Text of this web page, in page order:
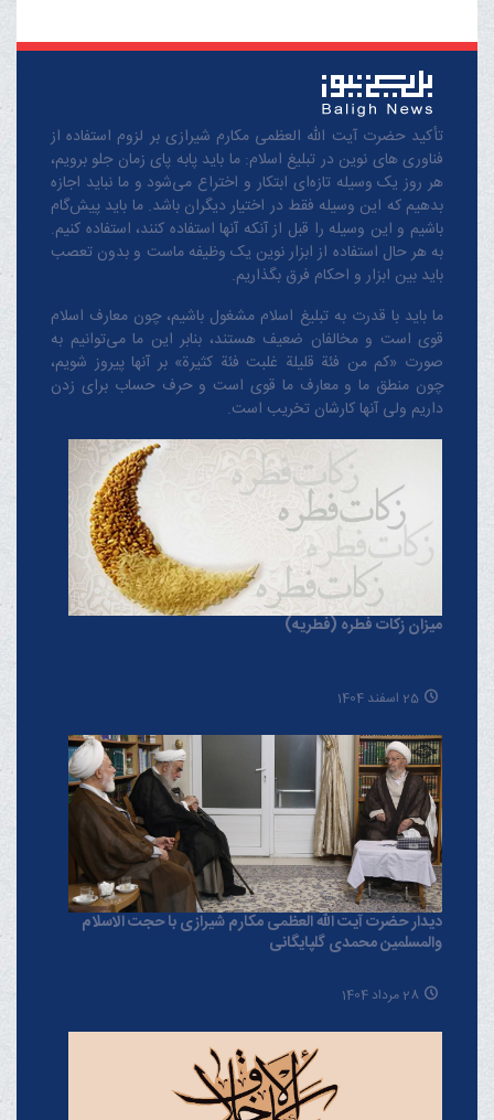
تأکید حضرت آیت الله العظمی مکارم شیرازی بر لزوم استفاده از
فناوری های نوین در تبلیغ اسلام: ما باید پابه پای زمان جلو برویم،
هر روز یک وسیله تازه‌ای ابتکار و اختراع می‌شود و ما نباید اجازه
بدهیم که این وسیله فقط در اختیار دیگران باشد. ما باید پیش‌گام
باشیم و این وسیله را قبل از آنکه آنها استفاده کنند، استفاده کنیم.
به هر حال استفاده از ابزار نوین یک وظیفه ماست و بدون تعصب
باید بین ابزار و احکام فرق بگذاریم.
ما باید با قدرت به تبلیغ اسلام مشغول باشیم، چون معارف اسلام
قوی است و مخالفان ضعیف هستند، بنابر این ما می‌توانیم به
صورت «کم من فئة قلیلة غلبت فئة کثیرة» بر آنها پیروز شویم،
چون منطق‌ ما و معارف ‌ما قوی است و حرف حساب برای زدن
داریم ولی آنها کارشان تخریب است.
میزان زکات فطره (فطریه)
25 اسفند 1404
دیدار حضرت آیت الله العظمی مکارم شیرازی با حجت الاسلام
والمسلمین محمدی گلپایگانی
28 مرداد 1404